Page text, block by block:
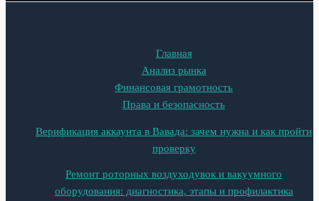
Главная
Анализ рынка
Финансовая грамотность
Права и безопасность
Верификация аккаунта в Вавада: зачем нужна и как пройти
проверку
Ремонт роторных воздуходувок и вакуумного
оборудования: диагностика, этапы и профилактика